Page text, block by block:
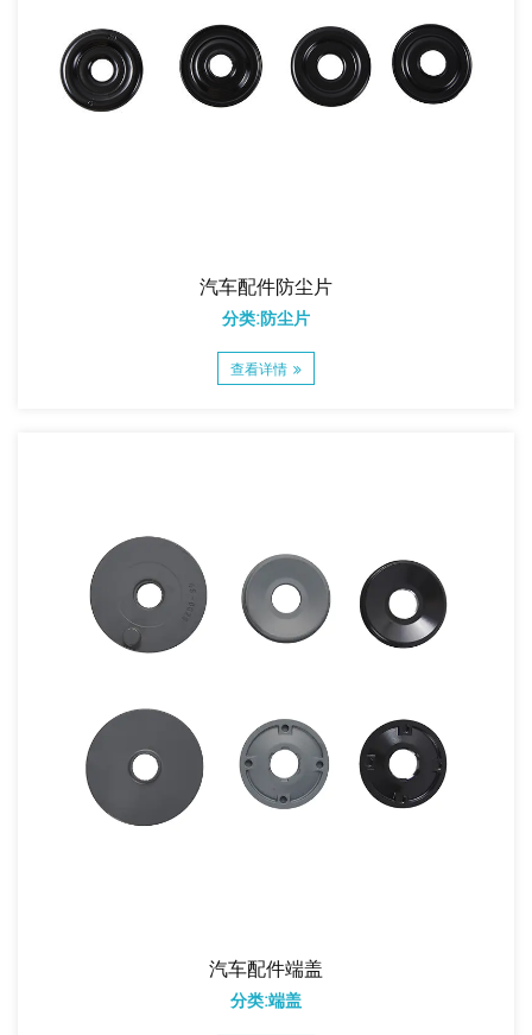
汽车配件防尘片
分类:防尘片
查看详情
汽车配件端盖
分类:端盖